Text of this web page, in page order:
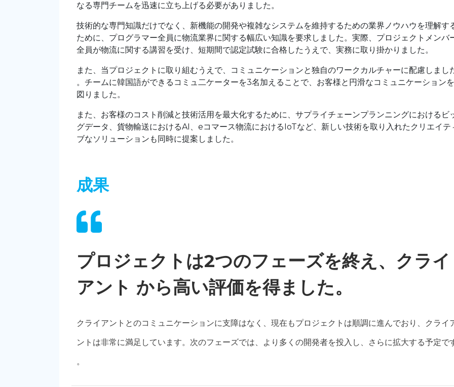
なる専門チームを迅速に立ち上げる必要がありました。
技術的な専門知識だけでなく、新機能の開発や複雑なシステムを維持するための業界ノウハウを理解す
ために、プログラマー全員に物流業界に関する幅広い知識を要求しました。実際、プロジェクトメンバ
全員が物流に関する講習を受け、短期間で認定試験に合格したうえで、実務に取り掛かりました。
また、当プロジェクトに取り組むうえで、コミュニケーションと独自のワークカルチャーに配慮しまし
。チームに韓国語ができるコミュ二ケーターを3名加えることで、お客様と円滑なコミュニケーションを
図りました。
また、お客様のコスト削減と技術活用を最大化するために、サプライチェーンプランニングにおけるビ
グデータ、貨物輸送におけるAI、eコマース物流におけるIoTなど、新しい技術を取り入れたクリエイテ
ブなソリューションも同時に提案しました。
成果
プロジェクトは2つのフェーズを終え、クライ
アント から高い評価を得ました。
クライアントとのコミュニケーションに支障はなく、現在もプロジェクトは順調に進んでおり、クライ
ントは非常に満足しています。次のフェーズでは、より多くの開発者を投入し、さらに拡大する予定で
。